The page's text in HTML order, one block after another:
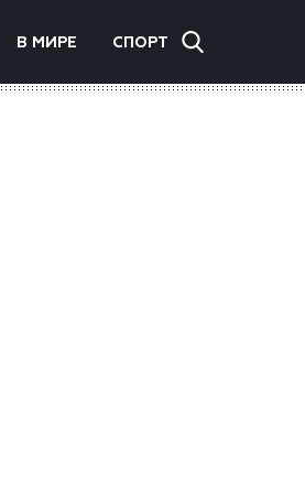
В МИРЕ СПОРТ